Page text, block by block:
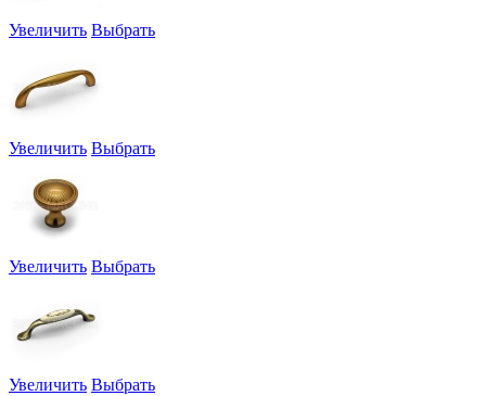
Увеличить Выбрать
Увеличить Выбрать
Увеличить Выбрать
Увеличить Выбрать